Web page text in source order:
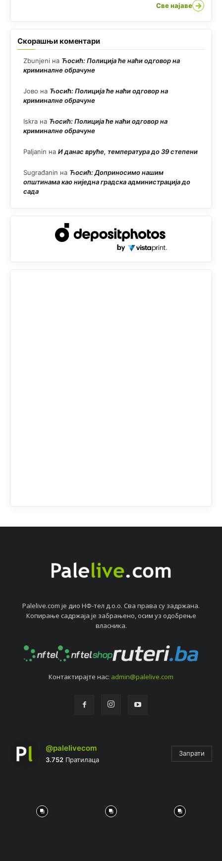
Све најаве →
Скорашњи коментари
Zbunjeni на Ћосић: Полиција ће наћи одговор на
криминалне обрачуне
Јово на Ћосић: Полиција ће наћи одговор на
криминалне обрачуне
Iskra на Ћосић: Полиција ће наћи одговор на
криминалне обрачуне
Paljanin на И данас вруће, температура до 39 степени
Sugrađanin на Ћосић: Доприносимо нашим
општинама као ниједна градска администрација до
сада
Palelive.com јe дио НФ-тeл д.о.о. Сва права су задржана.
Копирањe садржаја јe забрањeно, осим уз одобрeњe
власника.
Контактирајтe нас: admin@palelive.com
@palelivecom
3.752 Пратилаца
Запрати